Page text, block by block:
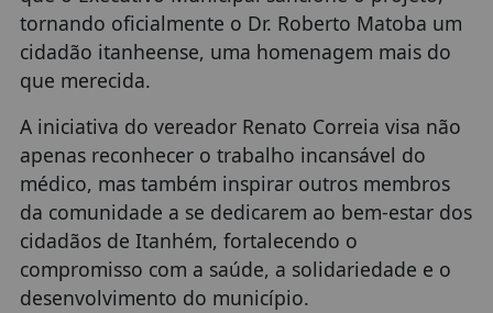
tornando oficialmente o Dr. Roberto Matoba um
cidadão itanheense, uma homenagem mais do
que merecida.
A iniciativa do vereador Renato Correia visa não
apenas reconhecer o trabalho incansável do
médico, mas também inspirar outros membros
da comunidade a se dedicarem ao bem-estar dos
cidadãos de Itanhém, fortalecendo o
compromisso com a saúde, a solidariedade e o
desenvolvimento do município.